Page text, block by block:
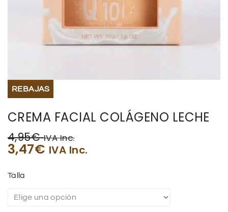
TECNOLOGIA
HOGAR
REBAJAS
CREMA FACIAL COLÁGENO LECHE
4,95€ IVA Inc.
3,47€ IVA Inc.
Talla